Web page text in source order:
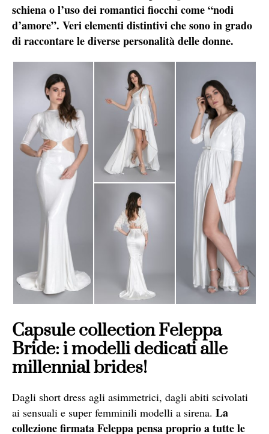
schiena o l’uso dei romantici fiocchi come “nodi
d’amore”. Veri elementi distintivi che sono in grado
di raccontare le diverse personalità delle donne.
Capsule collection Feleppa
Bride: i modelli dedicati alle
millennial brides!
Dagli short dress agli asimmetrici, dagli abiti scivolati
ai sensuali e super femminili modelli a sirena. La
collezione firmata Feleppa pensa proprio a tutte le